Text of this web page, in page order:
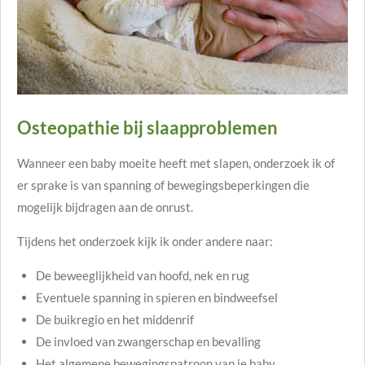
Osteopathie bij slaapproblemen
Wanneer een baby moeite heeft met slapen, onderzoek ik of
er sprake is van spanning of bewegingsbeperkingen die
mogelijk bijdragen aan de onrust.
Tijdens het onderzoek kijk ik onder andere naar:
De beweeglijkheid van hoofd, nek en rug
Eventuele spanning in spieren en bindweefsel
De buikregio en het middenrif
De invloed van zwangerschap en bevalling